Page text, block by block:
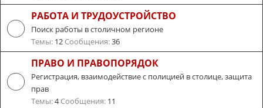
РАБОТА И ТРУДОУСТРОЙСТВО
Поиск работы в столичном регионе
Темы: 12 Сообщения:36
ПРАВО И ПРАВОПОРЯДОК
Регистрация, взаимодействие с полицией в столице, защита
прав
Темы:4Сообщения: 11